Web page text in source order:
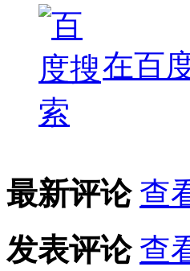
在百
最新评论 查
发表评论 查